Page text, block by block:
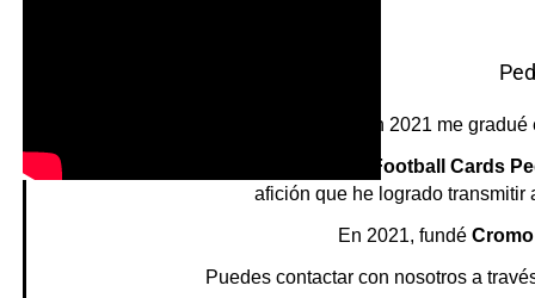
Nací en València y en 2021 me
Football Cards
afición que he logrado transmitir
En 2021, fundé
Puedes contactar con nosotros a